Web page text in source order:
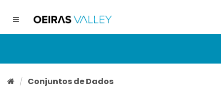
conteúdo
Toggle
Conjuntos de Dados